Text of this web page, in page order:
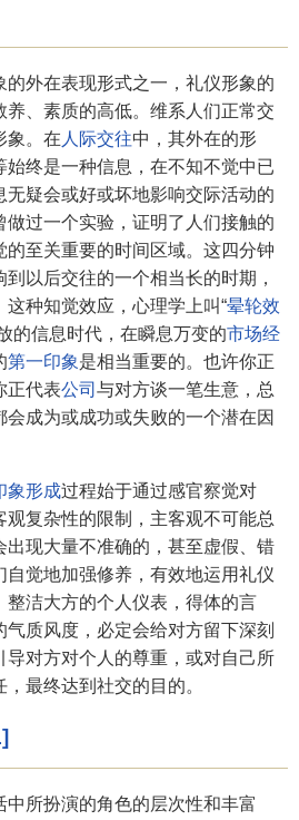
外在表现形式之一，礼仪形象的
、素质的高低。维系人们正常交
象。在 人际交往中，其外在的形
始终是一种信息，在不知不觉中已
疑会或好或坏地影响交际活动的
过一个实验，证明了人们接触的
至关重要的时间区域。这四分钟
以后交往的一个相当长的时期，
种知觉效应，心理学上叫“晕轮效
的信息时代，在瞬息万变的市场经
第一印象是相当重要的。也许你正
正代表公司 与对方谈一笔生意，总
成为或成功或失败的一个潜在因
象形成过程始于通过感官察觉对
复杂性的限制，主客观不可能总
出现大量不准确的，甚至虚假、错
觉地加强修养，有效地运用礼仪
整洁大方的个人仪表，得体的言
质风度，必定会给对方留下深刻
导对方对个人的尊重，或对自己所
最终达到社交的目的。
所扮演的角色的层次性和丰富